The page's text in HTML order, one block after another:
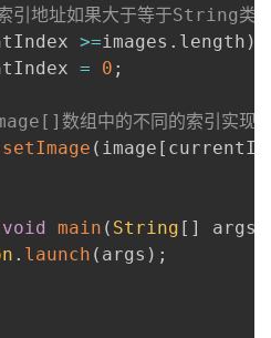
地址如果大于等于String类型
>=images . length )
= 0 ;
数组中的不同的索引实现
setImage ( image [
void main ( String [ ] args
. launch ( args ) ;